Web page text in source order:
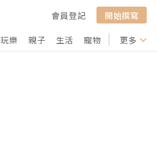
會員登記
開始撰寫
玩樂 親子 生活 寵物 行山 打卡
更多